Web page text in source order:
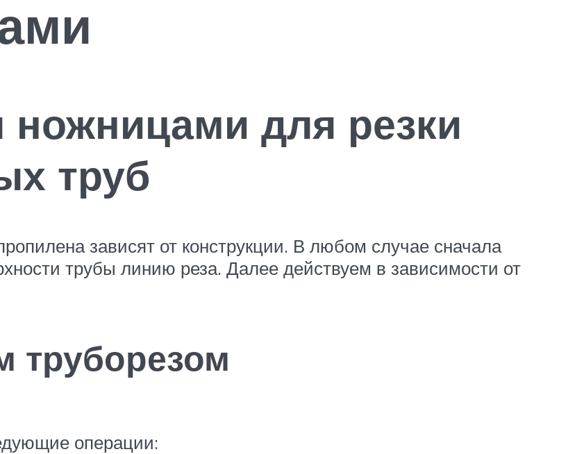
ножницами для резки
труб
зависят от конструкции. В любом случае сначала
трубы линию реза. Далее действуем в зависимости от
труборезом
операции: